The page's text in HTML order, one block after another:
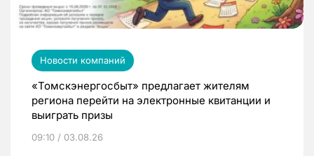
Новости компаний
«Томскэнергосбыт» предлагает жителям
региона перейти на электронные квитанции и
выиграть призы
09:10 / 03.08.26